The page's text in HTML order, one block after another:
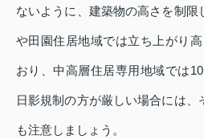
ないように、建築物の高さを制
や田園住居地域では立ち上がり
おり、中高層住居専用地域では
日影規制の方が厳しい場合には、
も注意しましょう。